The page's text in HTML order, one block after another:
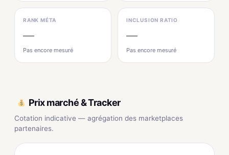
RANK MÉTA
—
Pas encore mesuré
INCLUSION RATIO
—
Pas encore mesuré
Prix marché & Tracker
Cotation indicative — agrégation des marketplaces
partenaires.